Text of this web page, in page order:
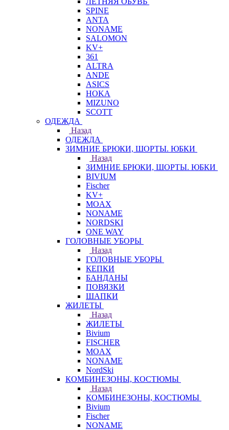
SPINE
ANTA
NONAME
SALOMON
KV+
361
ALTRA
ANDE
ASICS
HOKA
MIZUNO
SCOTT
ОДЕЖДА
Назад
ОДЕЖДА
ЗИМНИЕ БРЮКИ, ШОРТЫ. ЮБКИ
Назад
ЗИМНИЕ БРЮКИ, ШОРТЫ. ЮБКИ
BIVIUM
Fischer
KV+
MOAX
NONAME
NORDSKI
ONE WAY
ГОЛОВНЫЕ УБОРЫ
Назад
ГОЛОВНЫЕ УБОРЫ
КЕПКИ
БАНДАНЫ
ПОВЯЗКИ
ШАПКИ
ЖИЛЕТЫ
Назад
ЖИЛЕТЫ
Bivium
FISCHER
MOAX
NONAME
NordSki
КОМБИНЕЗОНЫ, КОСТЮМЫ
Назад
КОМБИНЕЗОНЫ, КОСТЮМЫ
Bivium
Fischer
NONAME